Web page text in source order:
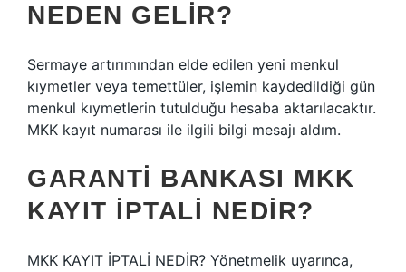
NEDEN GELIR?
Sermaye artırımından elde edilen yeni menkul
kıymetler veya temettüler, işlemin kaydedildiği gün
menkul kıymetlerin tutulduğu hesaba aktarılacaktır.
MKK kayıt numarası ile ilgili bilgi mesajı aldım.
GARANTI BANKASI MKK
KAYIT IPTALI NEDIR?
MKK KAYIT İPTALİ NEDİR? Yönetmelik uyarınca,